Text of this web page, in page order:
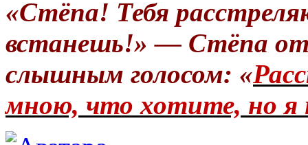
«Стёпа! Тебя
встанешь!» — Стёпа
слышным голосом: «
мною, что хотите, но я